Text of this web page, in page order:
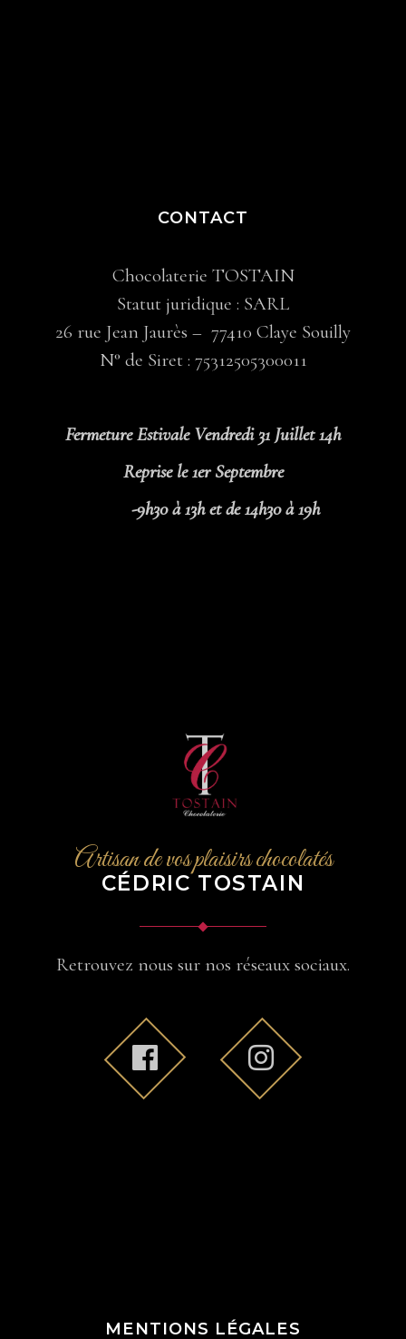
CONTACT
Chocolaterie TOSTAIN
Statut juridique : SARL
26 rue Jean Jaurès – 77410 Claye Souilly
N° de Siret : 75312505300011
Fermeture Estivale Vendredi 31 Juillet 14h
Reprise le 1er Septembre
-9h30 à 13h et de 14h30 à 19h
Artisan de vos plaisirs chocolatés
CÉDRIC TOSTAIN
Retrouvez nous sur nos réseaux sociaux.
MENTIONS LÉGALES